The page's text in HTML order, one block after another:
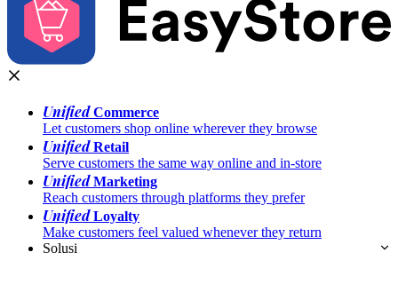
UnifiedCommerce
Let customers shop online wherever they browse
UnifiedRetail
Serve customers the same way online and in-store
UnifiedMarketing
Reach customers through platforms they prefer
UnifiedLoyalty
Make customers feel valued whenever they return
Solusi